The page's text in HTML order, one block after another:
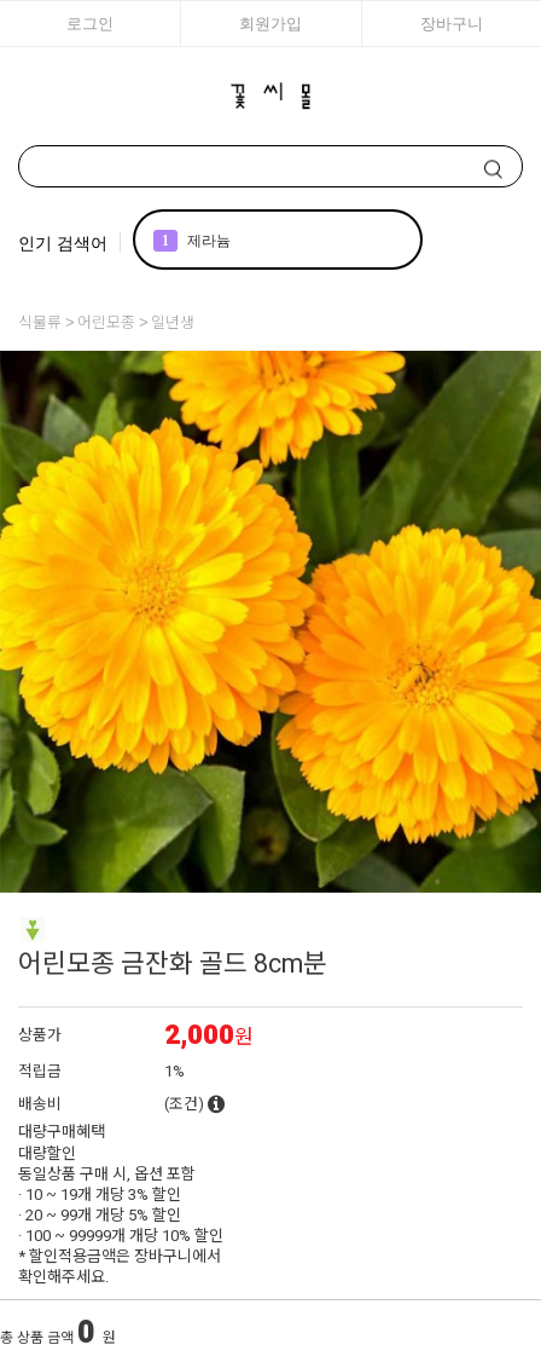
로그인 회원가입 장바구니
인기 검색어 1 제라늄
3 아이비
4 국화
리갈
매발톱
7 아이비 제라늄
에키네시아
9 대국
플록스
식물류 어린모종 일년생
어린모종 금잔화 골드 8cm분
상품가 2,000원
적립금
1%
배송비
(조건)
대량구매혜택
대량할인
동일상품 구매 시, 옵션 포함
· 10 ~ 19개 개당3% 할인
· 20 ~ 99개 개당 5% 할인
· 100 ~ 99999개 개당 10% 할인
* 할인적용금액은 장바구니에서
확인해주세요.
총 상품 금액 0 원